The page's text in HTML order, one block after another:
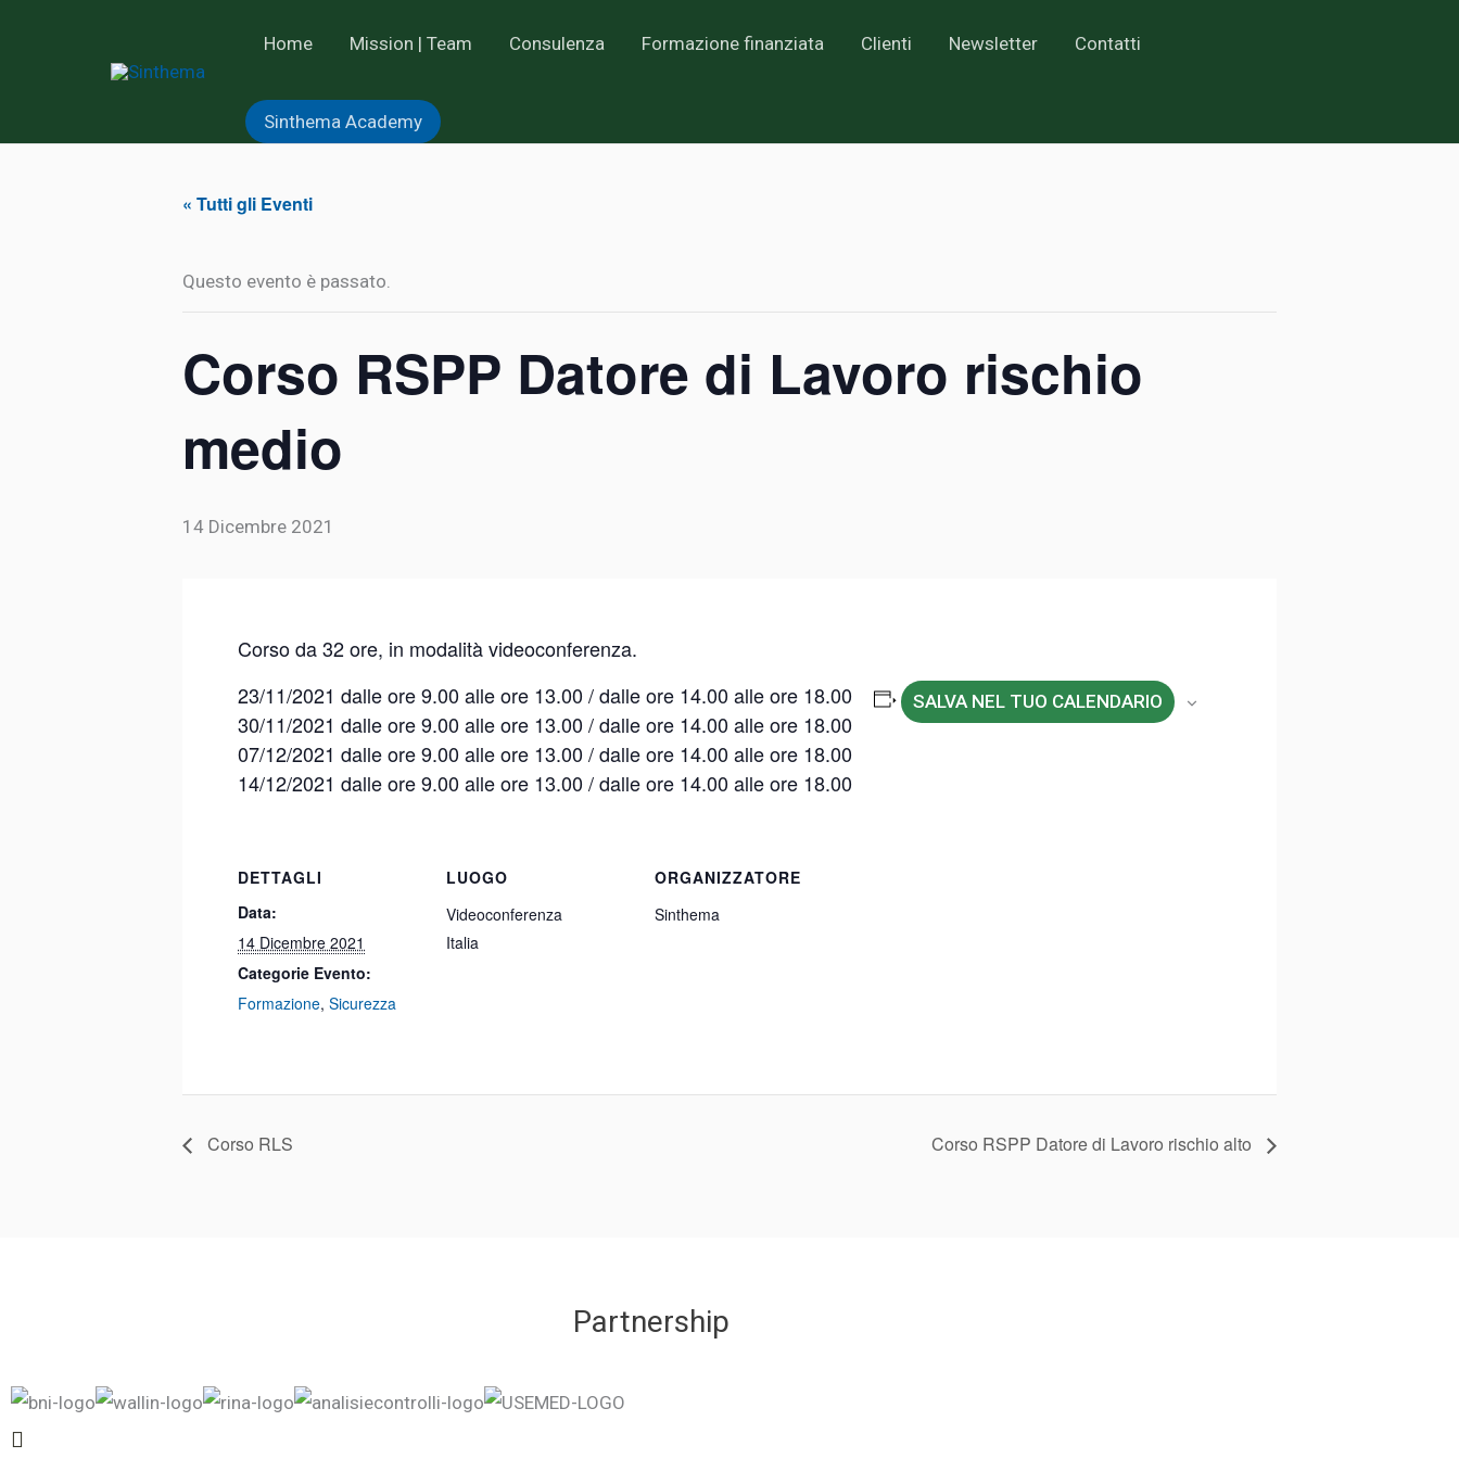
Home Mission | Team Consulenza Formazione finanziata Clienti Newsletter Contatti
Sinthema Academy
« Tutti gli Eventi
Questo evento è passato.
Corso RSPP Datore di Lavoro rischio
medio
14 Dicembre 2021
Corso da 32 ore, in modalità videoconferenza.
23/11/2021 dalle ore 9.00 alle ore 13.00 / dalle ore 14.00 alle ore 18.00
30/11/2021 dalle ore 9.00 alle ore 13.00 / dalle ore 14.00 alle ore 18.00
07/12/2021 dalle ore 9.00 alle ore 13.00 / dalle ore 14.00 alle ore 18.00
14/12/2021 dalle ore 9.00 alle ore 13.00 / dalle ore 14.00 alle ore 18.00
SALVA NEL TUO CALENDARIO
DETTAGLI
Data:
14 Dicembre 2021
Categorie Evento:
Formazione, Sicurezza
LUOGO
Videoconferenza
Italia
ORGANIZZATORE
Sinthema
Corso RLS Corso RSPP Datore di Lavoro rischio alto
Partnership